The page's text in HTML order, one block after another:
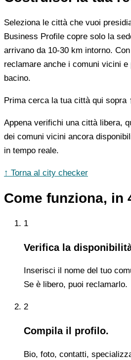
Seleziona le città che vuoi
Business Profile copre solo la
arrivano da 10-30 km intorno.
reclamare anche i comuni vicini
bacino.
Prima cerca la tua città qui sopra
Appena verifichi una città libera,
dei comuni vicini ancora
in tempo reale.
↑ Torna al city checker
Come funziona, in
1
Verifica la
Inserisci il nome del tuo
Se è libero, puoi reclamarlo.
2
Compila il profilo.
Bio, foto, contatti,